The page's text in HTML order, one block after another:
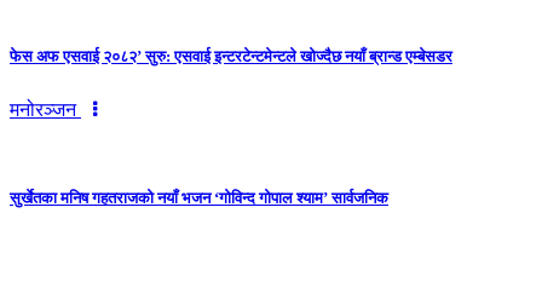
फेस अफ एसवाई २०८२’ सुरु: एसवाई इन्टरटेन्टमेन्टले खोज्दैछ नयाँ ब्रान्ड एम्बेसडर
मनोरञ्जन
सुर्खेतका मनिष गहतराजको नयाँ भजन ‘गोविन्द गोपाल श्याम’ सार्वजनिक